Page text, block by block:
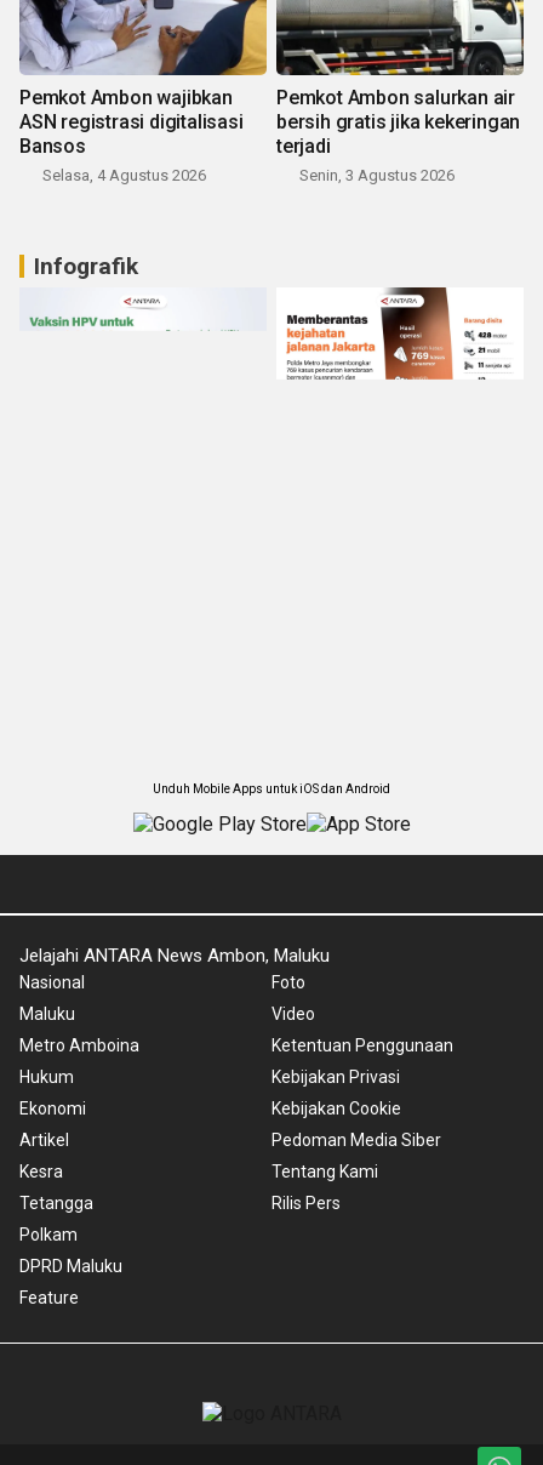
Pemkot Ambon wajibkan
ASN registrasi digitalisasi
Bansos
Selasa, 4 Agustus 2026
Pemkot Ambon salurkan air
bersih gratis jika kekeringan
terjadi
Senin, 3 Agustus 2026
Infografik
Unduh Mobile Apps untuk iOS dan Android
Jelajahi ANTARA News Ambon, Maluku
Nasional
Maluku
Metro Amboina
Hukum
Ekonomi
Artikel
Kesra
Tetangga
Polkam
DPRD Maluku
Feature
Foto
Video
Ketentuan Penggunaan
Kebijakan Privasi
Kebijakan Cookie
Pedoman Media Siber
Tentang Kami
Rilis Pers